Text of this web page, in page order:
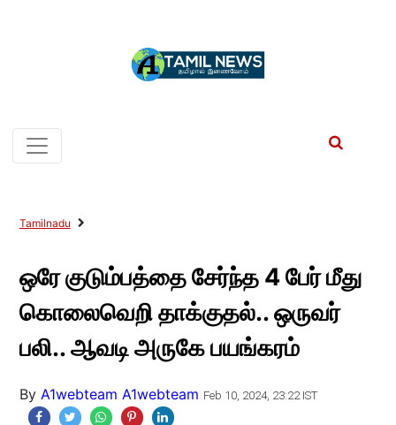
Tamilnadu
ஒரே குடும்பத்தை சேர்ந்த 4 பேர் மீது
கொலைவெறி தாக்குதல்.. ஒருவர்
பலி.. ஆவடி அருகே பயங்கரம்
By A1webteam A1webteam Feb 10, 2024, 23:22 IST